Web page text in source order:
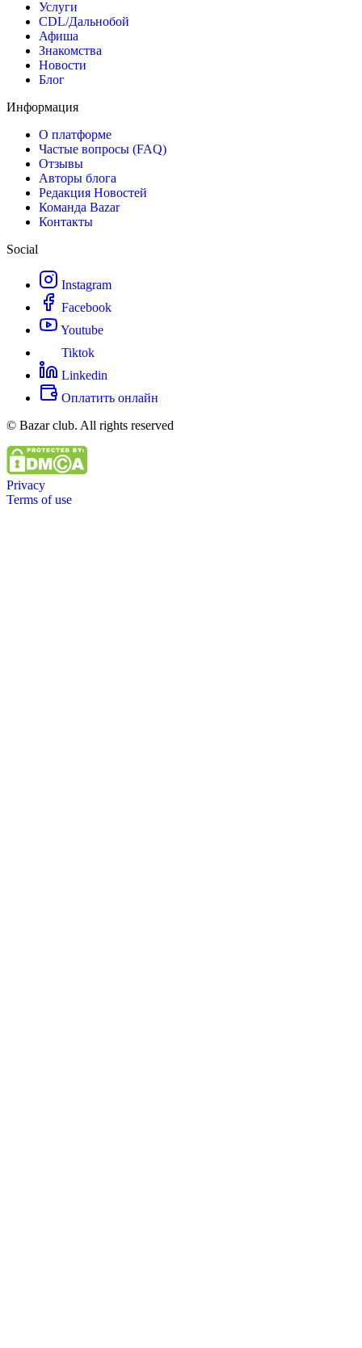
Услуги
CDL/Дальнобой
Афиша
Знакомства
Новости
Блог
Информация
О платформе
Частые вопросы (FAQ)
Отзывы
Авторы блога
Редакция Новостей
Команда Bazar
Контакты
Social
Instagram
Facebook
Youtube
Tiktok
Linkedin
Оплатить онлайн
© Bazar club. All rights reserved
Privacy
Terms of use